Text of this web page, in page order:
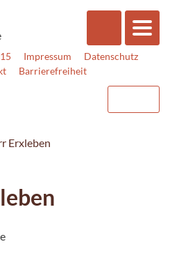
Impressum
Datenschutz
Barrierefreiheit
Erxleben